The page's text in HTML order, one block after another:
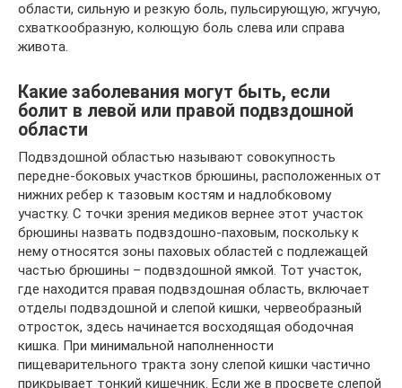
области, сильную и резкую боль, пульсирующую, жгучую,
схваткообразную, колющую боль слева или справа
живота.
Какие заболевания могут быть, если
болит в левой или правой подвздошной
области
Подвздошной областью называют совокупность
передне-боковых участков брюшины, расположенных от
нижних ребер к тазовым костям и надлобковому
участку. С точки зрения медиков вернее этот участок
брюшины назвать подвздошно-паховым, поскольку к
нему относятся зоны паховых областей с подлежащей
частью брюшины – подвздошной ямкой. Тот участок,
где находится правая подвздошная область, включает
отделы подвздошной и слепой кишки, червеобразный
отросток, здесь начинается восходящая ободочная
кишка. При минимальной наполненности
пищеварительного тракта зону слепой кишки частично
прикрывает тонкий кишечник. Если же в просвете слепой